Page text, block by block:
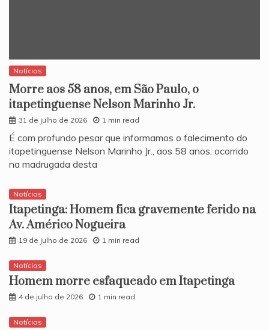
Notícias
Morre aos 58 anos, em São Paulo, o
itapetinguense Nelson Marinho Jr.
31 de julho de 2026 1 min read
​É com profundo pesar que informamos o falecimento do
itapetinguense Nelson Marinho Jr., aos 58 anos, ocorrido
na madrugada desta
Notícias
Itapetinga: Homem fica gravemente ferido na
Av. Américo Nogueira
19 de julho de 2026 1 min read
Notícias
Homem morre esfaqueado em Itapetinga
4 de julho de 2026 1 min read
Notícias